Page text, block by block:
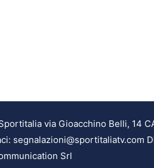
via Gioacchino Belli, 14
segnalazioni@sportitaliatv.com
Srl